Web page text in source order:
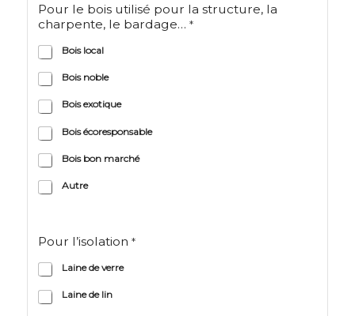
Pour le bois utilisé pour la structure, la
charpente, le bardage… *
Bois local
Bois noble
Bois exotique
Bois écoresponsable
Bois bon marché
Autre
Pour l’isolation *
Laine de verre
Laine de lin